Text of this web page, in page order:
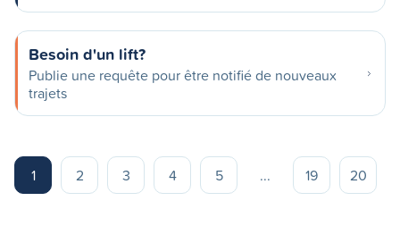
Besoin d'un lift?
Publie une requête pour être notifié de nouveaux
trajets
1 2 3 4 5 ... 19 20